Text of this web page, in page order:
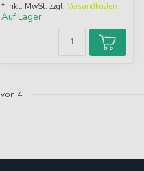
* Inkl. MwSt. zzgl. Versandkosten
Auf Lager
von 4